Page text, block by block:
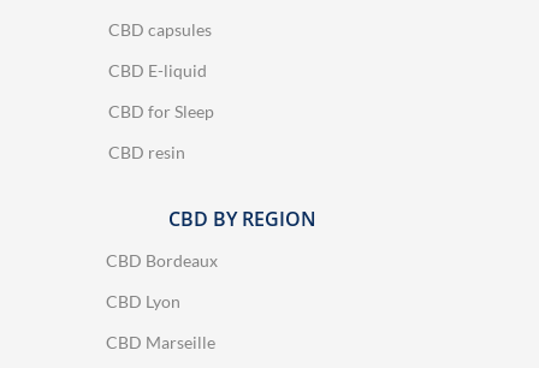
CBD capsules
CBD E-liquid
CBD for Sleep
CBD resin
CBD BY REGION
CBD Bordeaux
CBD Lyon
CBD Marseille